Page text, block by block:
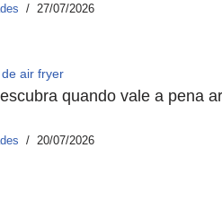
27/07/2026
quando vale a pena
20/07/2026